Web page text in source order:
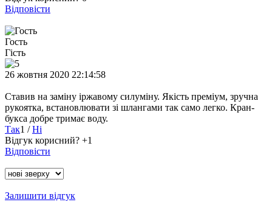
Відповісти
Гость
Гість
26 жовтня 2020 22:14:58
Ставив на заміну іржавому силуміну. Якість преміум, зручна
рукоятка, встановлювати зі шлангами так само легко. Кран-
букса добре тримає воду.
Так1 /Ні
Відгук корисний? +1
Відповісти
Залишити відгук